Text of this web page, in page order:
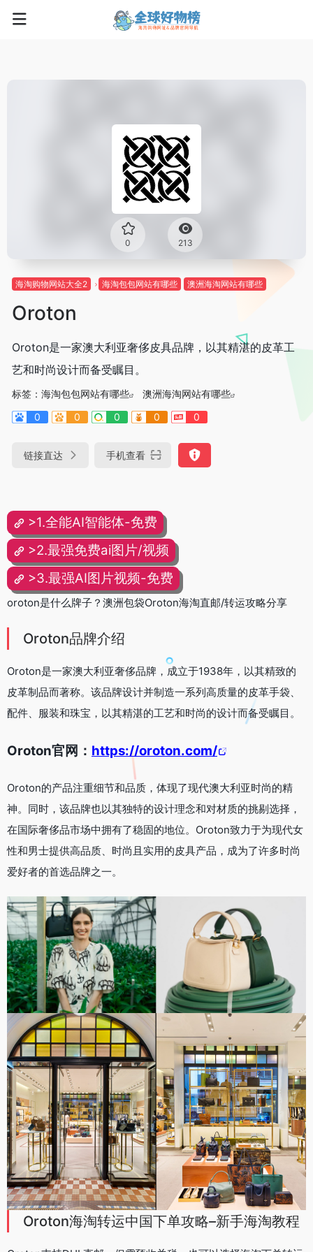
0 213
海淘购物网站大全2 海淘包包网站有哪些 澳洲海淘网站有哪些
Oroton
Oroton是一家澳大利亚奢侈皮具品牌，以其精湛的皮革工
艺和时尚设计而备受瞩目。
标签： 海淘包包网站有哪些
澳洲海淘网站有哪些
0
0 0 0 0
链接直达 手机查看
>1.全能AI智能体-免费
>2.最强免费ai图片/视频
>3.最强AI图片视频-免费
oroton是什么牌子？澳洲包袋Oroton海淘直邮/转运攻略分享
Oroton品牌介绍
Oroton是一家澳大利亚奢侈品牌，成立于1938年，以其精致的
皮革制品而著称。该品牌设计并制造一系列高质量的皮革手袋、
配件、服装和珠宝，以其精湛的工艺和时尚的设计而备受瞩目。
Oroton官网： https://oroton.com/
Oroton的产品注重细节和品质，体现了现代澳大利亚时尚的精
神。同时，该品牌也以其独特的设计理念和对材质的挑剔选择，
在国际奢侈品市场中拥有了稳固的地位。Oroton致力于为现代女
性和男士提供高品质、时尚且实用的皮具产品，成为了许多时尚
爱好者的首选品牌之一。
Oroton海淘转运中国下单攻略–新手海淘教程